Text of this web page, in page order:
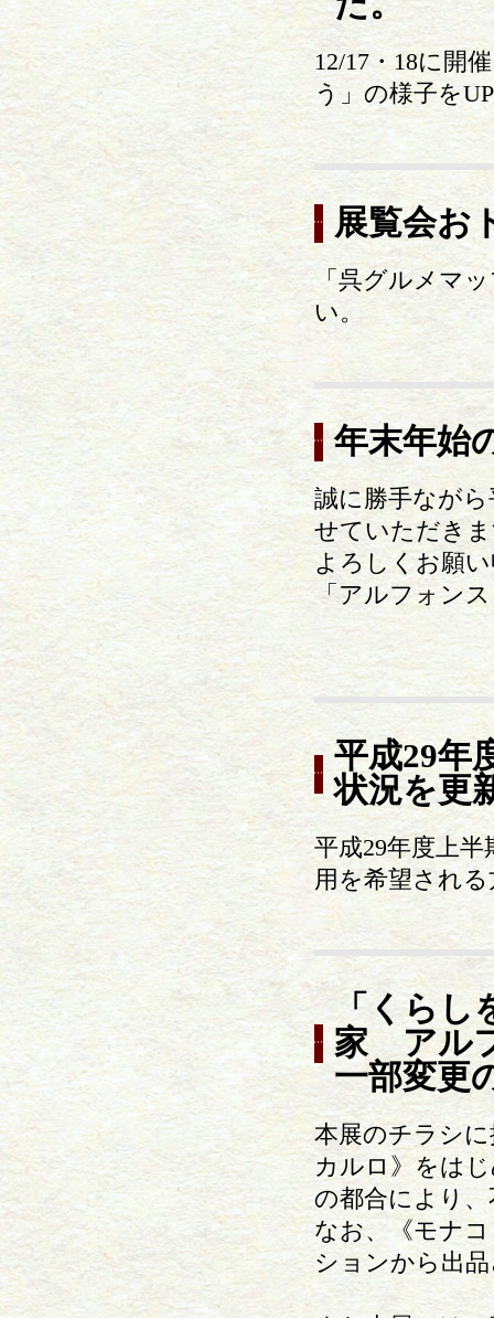
12/17・18に開
う」の様子を
展覧会お
「呉グルメマ
い。
年末年始
誠に勝手ながら
せていただき
よろしくお願
「アルフォン
平成29年
状況を更
平成29年度上
用を希望され
「くらし
家 アル
一部変更
本展のチラシ
カルロ》をは
の都合により
なお、《モナ
ションから出